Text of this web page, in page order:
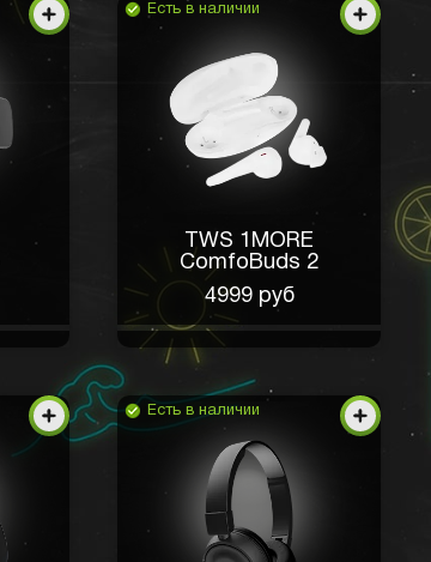
Есть в наличии
TWS 1MORE
ComfoBuds 2
4999 руб
Есть в наличии